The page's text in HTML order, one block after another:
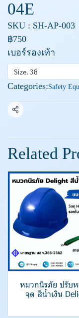
04E
SKU : SH-AP-003
฿750
เบอร์รองเท้า
Size. 38
Categories:Safety
Share
Related
หมวกนิรภัย ปรับ
จุด สีน้ำเงิน